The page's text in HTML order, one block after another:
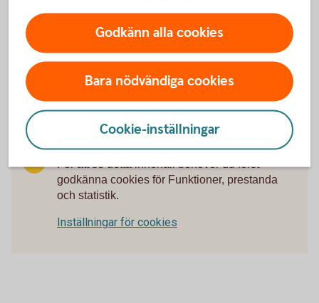
Digital Support
Öppet alla dagar dygnet runt.
support
För att se detta innehåll behöver du först
godkänna cookies för Funktioner, prestanda
och statistik.
Inställningar för cookies
Godkänn alla cookies
Bara nödvändiga cookies
Cookie-inställningar